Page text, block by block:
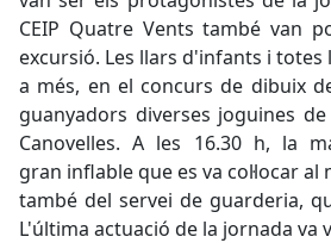
CEIP Quatre Vents també van
excursió. Les llars d'infants i
a més, en el concurs de dibuix
guanyadors diverses joguines
Canovelles. A les 16.30 h, la
gran inflable que es va col·locar
també del servei de guarderia,
L'última actuació de la jornada va